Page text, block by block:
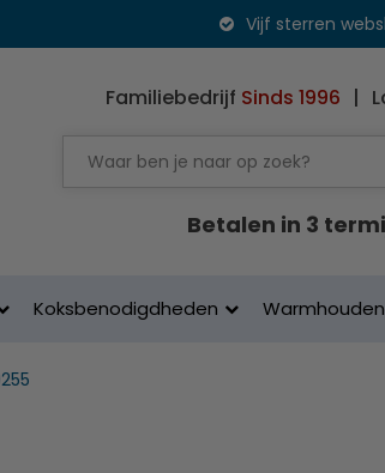
Vijf sterren
Familiebedrijf Sinds 1996 |
Betalen in 3
Koksbenodigdheden Warmhouden